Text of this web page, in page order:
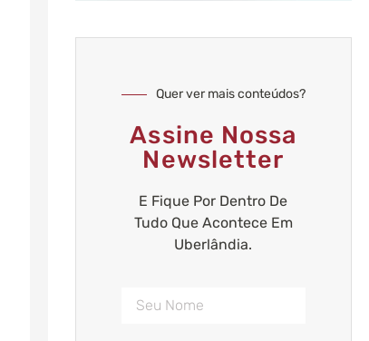
Quer ver mais conteúdos?
Assine Nossa
Newsletter
E Fique Por Dentro De
Tudo Que Acontece Em
Uberlândia.